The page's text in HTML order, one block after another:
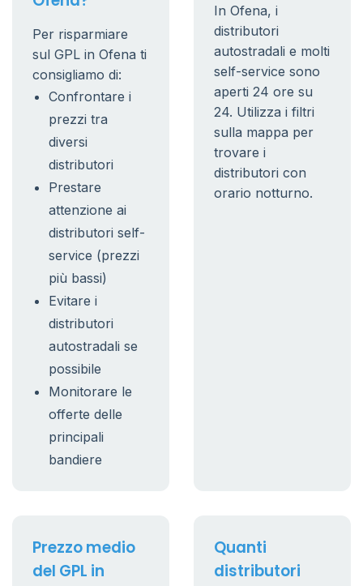
Per risparmiare
sul GPL in Ofena ti
consigliamo di:
Confrontare i
prezzi tra
diversi
distributori
Prestare
attenzione ai
distributori self-
service (prezzi
più bassi)
Evitare i
distributori
autostradali se
possibile
Monitorare le
offerte delle
principali
bandiere
In Ofena, i
distributori
autostradali e molti
self-service sono
aperti 24 ore su
24. Utilizza i filtri
sulla mappa per
trovare i
distributori con
orario notturno.
Prezzo medio
del GPL in
Quanti
distributori